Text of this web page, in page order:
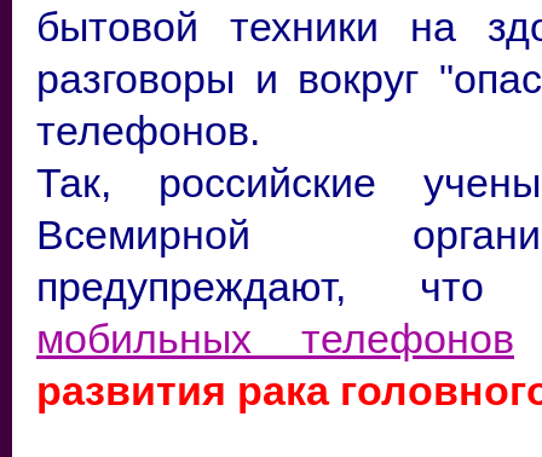
бытовой техники на
разговоры и вокруг
телефонов.
Так, российские
Всемирной
предупреждают,
мобильных телефонов
развития рака